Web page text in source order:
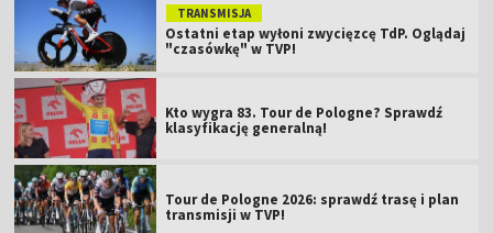
TRANSMISJA
Ostatni etap wyłoni zwycięzcę TdP. Oglądaj
"czasówkę" w TVP!
Kto wygra 83. Tour de Pologne? Sprawdź
klasyfikację generalną!
Tour de Pologne 2026: sprawdź trasę i plan
transmisji w TVP!